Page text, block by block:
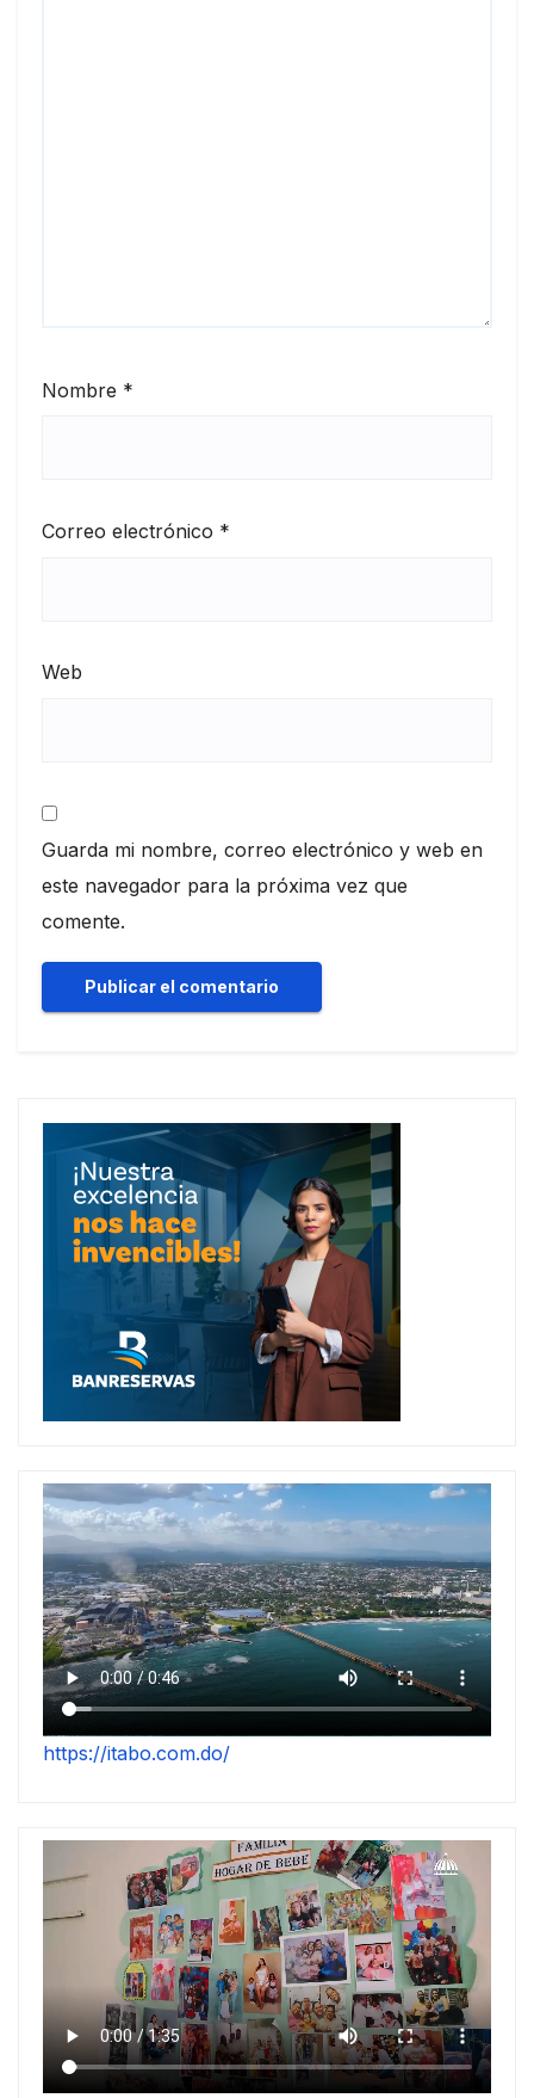
Nombre *
Correo electrónico *
Web
Guarda mi nombre, correo electrónico y web en
este navegador para la próxima vez que
comente.
https://itabo.com.do/